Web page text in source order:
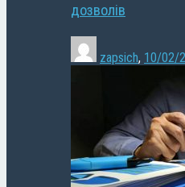
дозволів
zapsich, 10/02/